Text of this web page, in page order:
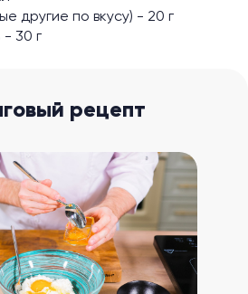
другие по вкусу) - 20 г
- 30 г
рецепт